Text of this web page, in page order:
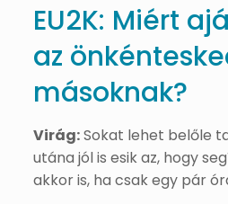
EU2K: Miért
az
másoknak?
Virág:Sokat lehet belőle
utána jól is esik az, hogy
akkor is, ha csak egy pár